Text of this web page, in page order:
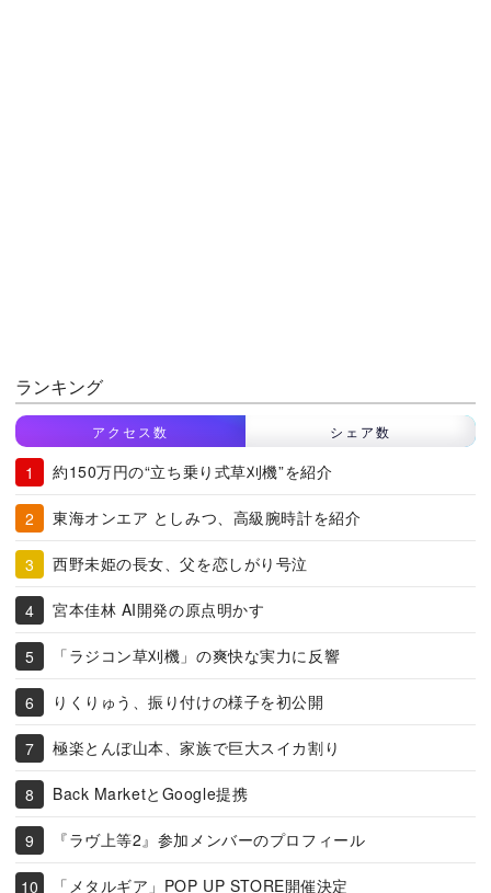
ランキング
アクセス数 シェア数
約150万円の“立ち乗り式草刈機”を紹介
東海オンエア としみつ、高級腕時計を紹介
西野未姫の長女、父を恋しがり号泣
宮本佳林 AI開発の原点明かす
「ラジコン草刈機」の爽快な実力に反響
りくりゅう、振り付けの様子を初公開
極楽とんぼ山本、家族で巨大スイカ割り
Back MarketとGoogle提携
『ラヴ上等2』参加メンバーのプロフィール
「メタルギア」POP UP STORE開催決定